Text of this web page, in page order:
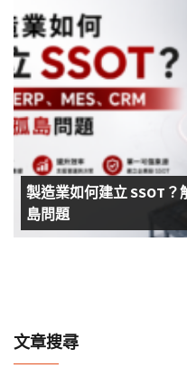
製造業如何建立 SSOT？
島問題
文章搜尋